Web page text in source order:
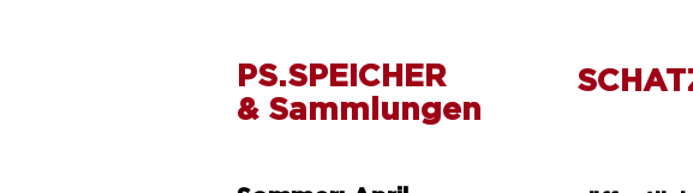
Luftfederung vor
Mercedes? Der Borgward
P 100 im PS.SPEICHER
Mit
PS.SPEICHER
& Sammlungen